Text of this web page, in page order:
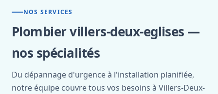
NOS SERVICES
Plombier villers-deux-eglises —
nos spécialités
Du dépannage d'urgence à l'installation planifiée,
notre équipe couvre tous vos besoins à Villers-Deux-